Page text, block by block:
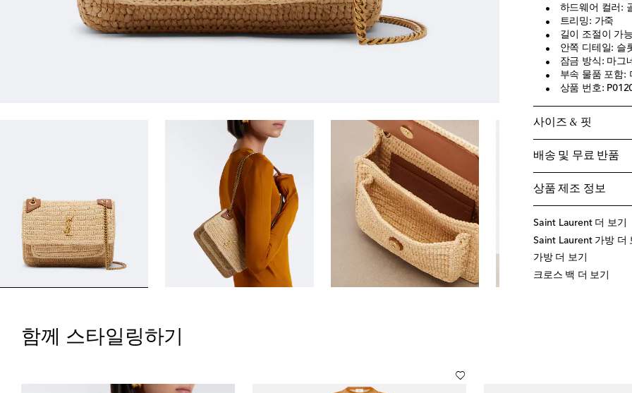
하드웨어 컬러:
트리밍: 가죽
길이 조절이 가
안쪽 디테일: 슬
잠금 방식: 마그
부속 물품 포함:
상품 번호:
사이즈 & 핏
배송 및 무료 반품
상품 제조 정보
Saint Laurent 더 보기
Saint Laurent 가방 더
가방 더 보기
크로스 백 더 보기
함께 스타일링하기